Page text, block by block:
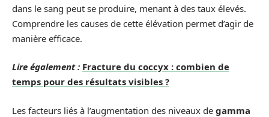
dans le sang peut se produire, menant à des taux élevés.
Comprendre les causes de cette élévation permet d’agir de
manière efficace.
Lire également : Fracture du coccyx : combien de
temps pour des résultats visibles ?
Les facteurs liés à l’augmentation des niveaux de gamma